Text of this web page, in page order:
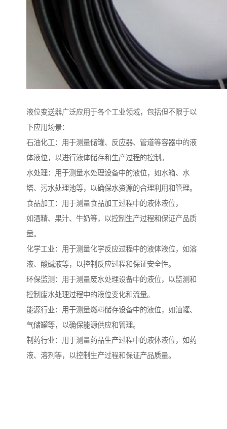
液位变送器广泛应用于各个工业领域，包括但不限于以
下应用场景：
石油化工：用于测量储罐、反应器、管道等容器中的液
体液位，以进行液体储存和生产过程的控制。
水处理：用于测量水处理设备中的液位，如水箱、水
塔、污水处理池等，以确保水资源的合理利用和管理。
食品加工：用于测量食品加工过程中的液体液位，
如酒精、果汁、牛奶等，以控制生产过程和保证产品质
量。
化学工业：用于测量化学反应过程中的液体液位，如溶
液、酸碱液等，以控制反应过程和保证安全性。
环保监测：用于测量废水处理设备中的液位，以监测和
控制废水处理过程中的液位变化和流量。
能源行业：用于测量燃料储存设备中的液位，如油罐、
气储罐等，以确保能源供应和管理。
制药行业：用于测量药品生产过程中的液体液位，如药
液、溶剂等，以控制生产过程和保证产品质量。